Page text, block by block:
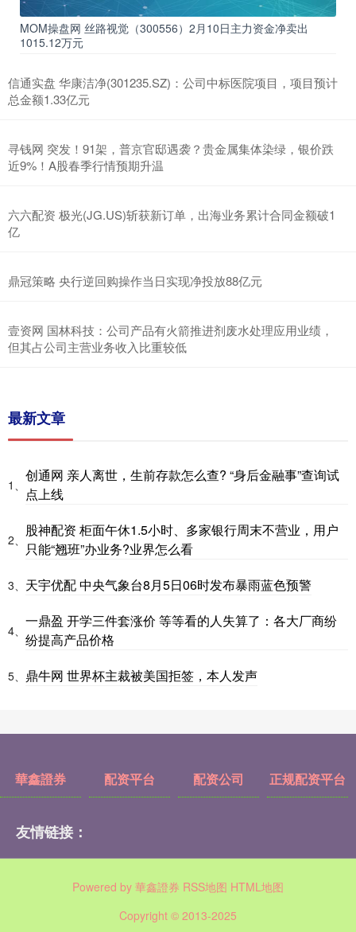
MOM操盘网 丝路视觉（300556）2月10日主力资金净卖出
1015.12万元
信通实盘 华康洁净(301235.SZ)：公司中标医院项目，项目预计
总金额1.33亿元
寻钱网 突发！91架，普京官邸遇袭？贵金属集体染绿，银价跌
近9%！A股春季行情预期升温
六六配资 极光(JG.US)斩获新订单，出海业务累计合同金额破1
亿
鼎冠策略 央行逆回购操作当日实现净投放88亿元
壹资网 国林科技：公司产品有火箭推进剂废水处理应用业绩，
但其占公司主营业务收入比重较低
最新文章
1、
创通网 亲人离世，生前存款怎么查? “身后金融事”查询试
点上线
2、
股神配资 柜面午休1.5小时、多家银行周末不营业，用户
只能“翘班”办业务?业界怎么看
3、 天宇优配 中央气象台8月5日06时发布暴雨蓝色预警
4、
一鼎盈 开学三件套涨价 等等看的人失算了：各大厂商纷
纷提高产品价格
5、 鼎牛网 世界杯主裁被美国拒签，本人发声
華鑫證券 配资平台 配资公司 正规配资平台
友情链接：
Powered by 華鑫證券 RSS地图 HTML地图
Copyright © 2013-2025